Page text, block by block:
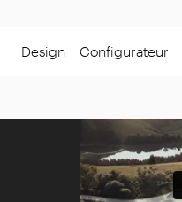
Design Configurateur